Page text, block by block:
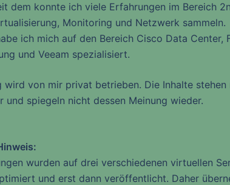
dem konnte ich viele Erfahrungen im Bereich
Monitoring und Netzwerk sammeln.
ich mich auf den Bereich Cisco Data
und Veeam spezialisiert.
wird von mir privat betrieben. Die Inhalte
und spiegeln nicht dessen Meinung wieder.
wurden auf drei verschiedenen virtuellen
und erst dann veröffentlicht. Daher